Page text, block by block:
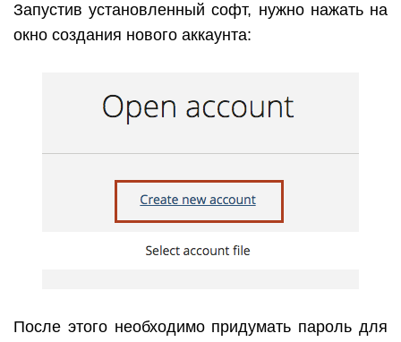
Запустив установленный софт, нужно нажать на
окно создания нового аккаунта:
После этого необходимо придумать пароль для